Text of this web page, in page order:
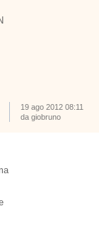
19 ago 2012 08:11
da giobruno